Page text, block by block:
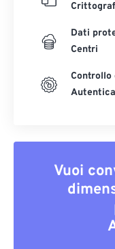
Dati
Centri
Controllo
Vuoi